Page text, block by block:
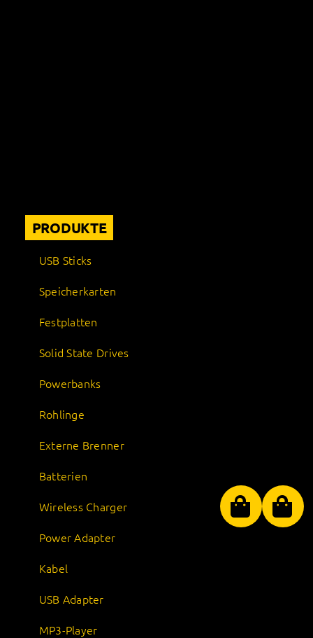
PRODUKTE
USB Sticks
Speicherkarten
Festplatten
Solid State Drives
Powerbanks
Rohlinge
Externe Brenner
Batterien
Wireless Charger
Power Adapter
Kabel
USB Adapter
MP3-Player